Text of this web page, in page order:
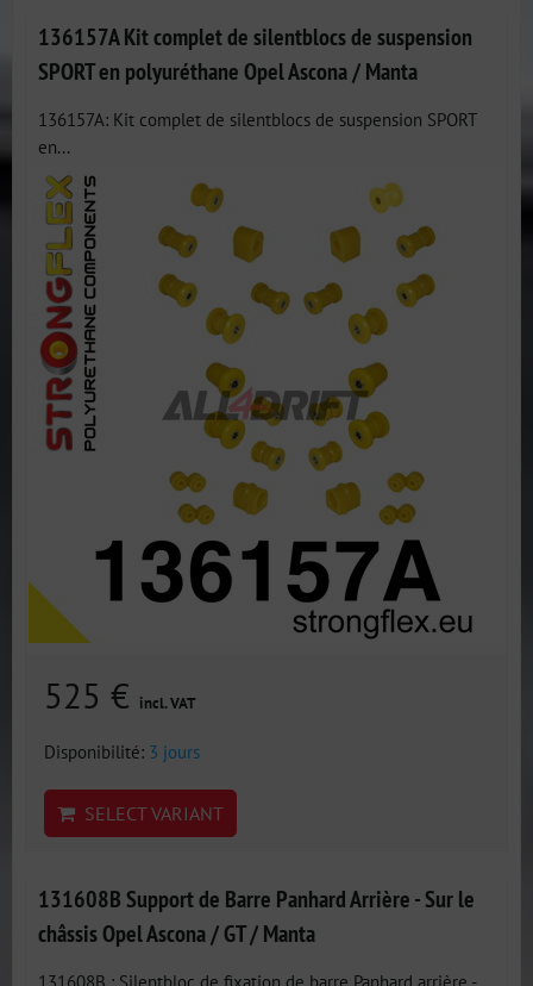
136157A Kit complet de silentblocs de suspension
SPORT en polyuréthane Opel Ascona / Manta
136157A: Kit complet de silentblocs de suspension SPORT
en...
525 € incl. VAT
Disponibilité: 3 jours
SELECT VARIANT
131608B Support de Barre Panhard Arrière - Sur le
châssis Opel Ascona / GT / Manta
131608B : Silentbloc de fixation de barre Panhard arrière -